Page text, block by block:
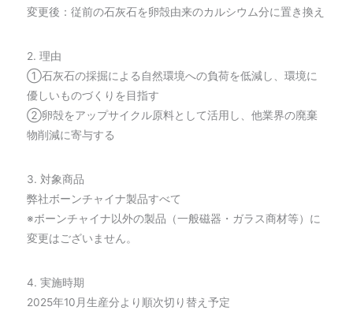
変更後：従前の石灰石を卵殻由来のカルシウム分に置き換え
2. 理由
①石灰石の採掘による自然環境への負荷を低減し、環境に
優しいものづくりを目指す
②卵殻をアップサイクル原料として活用し、他業界の廃棄
物削減に寄与する
3. 対象商品
弊社ボーンチャイナ製品すべて
※ボーンチャイナ以外の製品（一般磁器・ガラス商材等）に
変更はございません。
4. 実施時期
2025年10月生産分より順次切り替え予定